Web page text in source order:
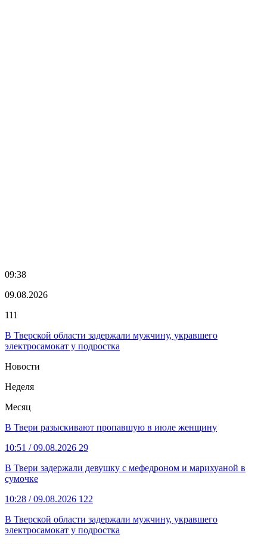
09:38
09.08.2026
111
В Тверской области задержали мужчину, укравшего
электросамокат у подростка
Новости
Неделя
Месяц
В Твери разыскивают пропавшую в июле женщину
10:51 / 09.08.2026 29
В Твери задержали девушку с мефедроном и марихуаной в
сумочке
10:28 / 09.08.2026 122
В Тверской области задержали мужчину, укравшего
электросамокат у подростка